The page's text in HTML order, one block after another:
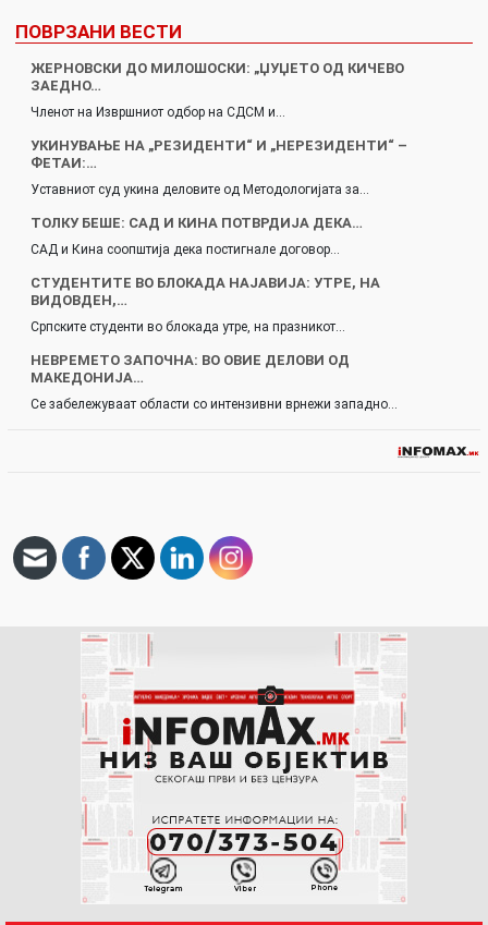
ПОВРЗАНИ ВЕСТИ
ЖЕРНОВСКИ ДО МИЛОШОСКИ: „ЏУЏЕТО ОД КИЧЕВО
ЗАЕДНО…
Членот на Извршниот одбор на СДСМ и…
УКИНУВАЊЕ НА „РЕЗИДЕНТИ“ И „НЕРЕЗИДЕНТИ“ –
ФЕТАИ:…
Уставниот суд укина деловите од Методологијата за…
TOЛКУ БЕШЕ: САД И КИНА ПОТВРДИЈА ДЕКА…
САД и Кина соопштија дека постигнале договор…
СТУДЕНТИТЕ ВО БЛОКАДА НАЈАВИЈА: УТРЕ, НА
ВИДОВДЕН,…
Српските студенти во блокада утре, на празникот…
НЕВРЕМЕТО ЗАПОЧНА: ВО ОВИЕ ДЕЛОВИ ОД
МАКЕДОНИЈА…
Се забележуваат области со интензивни врнежи западно…